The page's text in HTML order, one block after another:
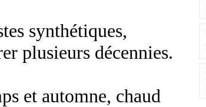
synthétiques,
plusieurs décennies.
et automne, chaud